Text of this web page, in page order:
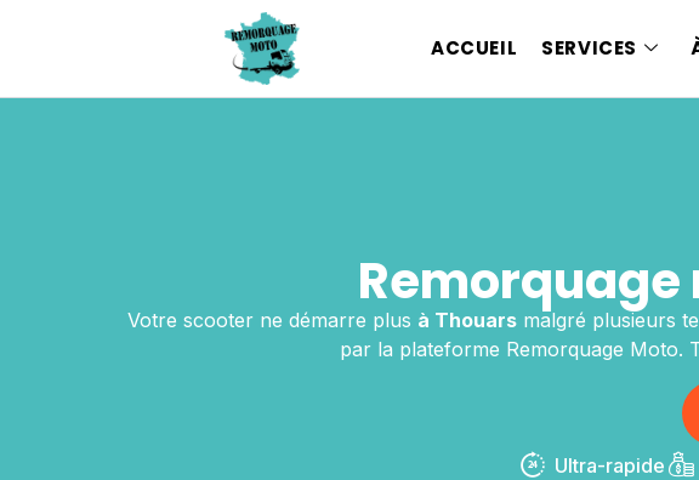
ACCUEIL SERVICES
Remorquage
Votre scooter ne démarre plus à Thouars malgré plusieurs
par la plateforme Remorquage Moto.
Ultra-rapide